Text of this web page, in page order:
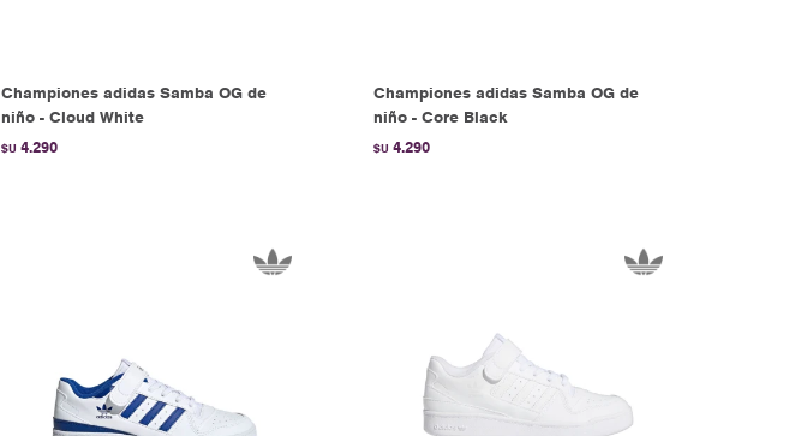
Championes adidas Samba OG de
niño - Cloud White
$U 4.290
Championes adidas Samba OG de
niño - Core Black
$U 4.290